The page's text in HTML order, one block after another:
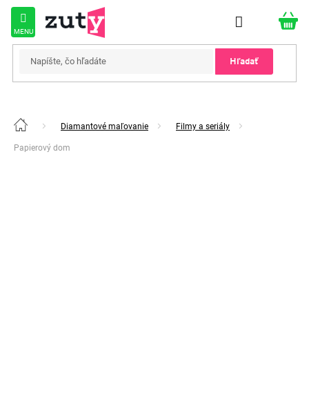
Prejsť
obsah
Hľadať
Domov Diamantové maľovanie Filmy a seriály
Papierový dom